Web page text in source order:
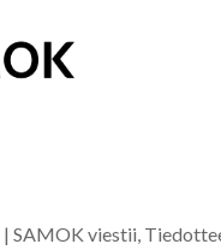
|SAMOK viestii